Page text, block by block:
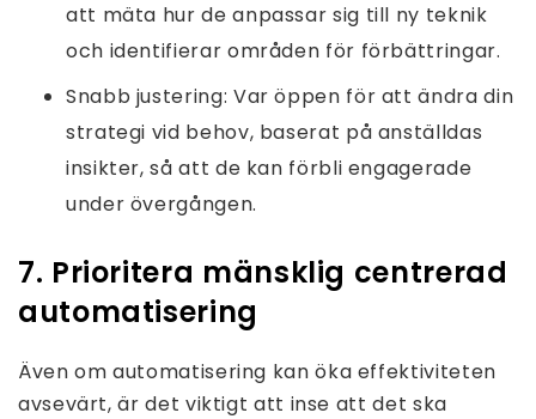
att mäta hur de anpassar sig till ny teknik
och identifierar områden för förbättringar.
Snabb justering: Var öppen för att ändra din
strategi vid behov, baserat på anställdas
insikter, så att de kan förbli engagerade
under övergången.
7. Prioritera mänsklig centrerad
automatisering
Även om automatisering kan öka effektiviteten
avsevärt, är det viktigt att inse att det ska